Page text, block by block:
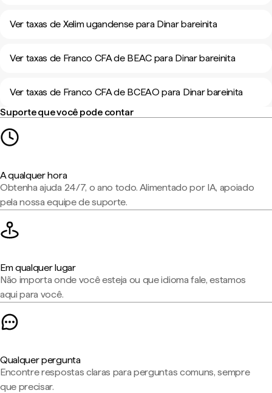
Ver taxas de Xelim ugandense para Dinar bareinita
Ver taxas de Franco CFA de BEAC para Dinar bareinita
Ver taxas de Franco CFA de BCEAO para Dinar bareinita
Suporte que você pode contar
A qualquer hora
Obtenha ajuda 24/7, o ano todo. Alimentado por IA, apoiado
pela nossa equipe de suporte.
Em qualquer lugar
Não importa onde você esteja ou que idioma fale, estamos
aqui para você.
Qualquer pergunta
Encontre respostas claras para perguntas comuns, sempre
que precisar.